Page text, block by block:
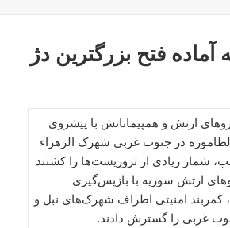
فتح بزرگترین دژ
ارتش و همپیمانانش با پیشروی
در جنوب غربی شهرک الزهراء
شمار زیادی از تروریست‌ها را کشتند
ارتش سوریه با بازپس‌گیری
کمربند امنیتی اطراف شهرک‌های نبل و
غربی را گسترش دادند.